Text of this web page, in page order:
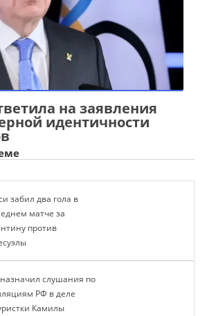
на заявления
идентичности
забил два гола в
матче за
против
назначил слушания по
РФ в деле
Камилы